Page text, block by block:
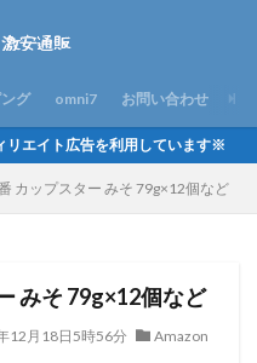
グ omni7 お問い合わせ
エイト広告を利用しています※
カップスター みそ 79g×12個など
みそ 79g×12個など
12月18日5時56分 Amazon